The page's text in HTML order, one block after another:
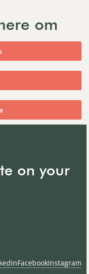
om
on your
FacebookInstagram